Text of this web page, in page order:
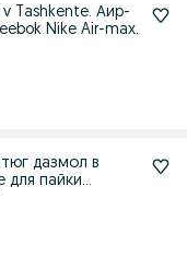
Tashkente. Аир-
мах кроссовки Reebok Nike Air-max.
для пайки